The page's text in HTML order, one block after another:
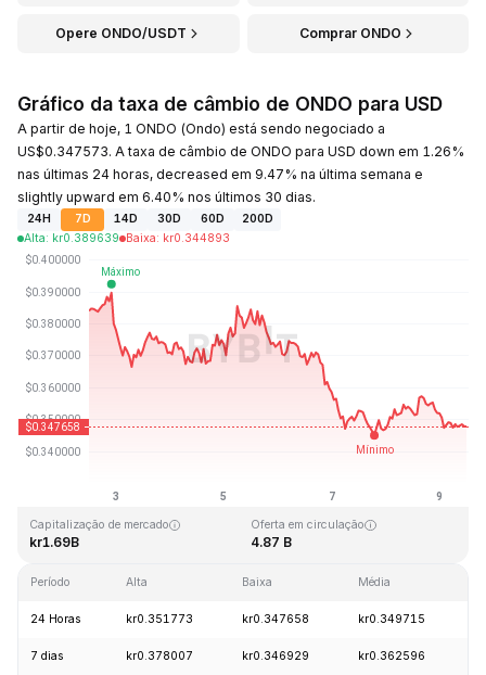
Opere ONDO/USDT Comprar ONDO
Gráfico da taxa de câmbio de ONDO para USD
A partir de hoje, 1 ONDO (Ondo) está sendo negociado a
US$0.347573. A taxa de câmbio de ONDO para USD down em 1.26%
nas últimas 24 horas, decreased em 9.47% na última semana e
slightly upward em 6.40% nos últimos 30 dias.
24H 7D 14D 30D 60D
200D
Alta: kr0.389639 Baixa: kr0.344893
Última atualização: 2026-08-09, 12:13 GMT+0
Capitalização de mercado
kr1.69B
Oferta em circulação
4.87 B
Período Alta Baixa Média
24 Horas kr0.351773 kr0.347658 kr0.349715
7 dias kr0.378007 kr0.346929 kr0.362596